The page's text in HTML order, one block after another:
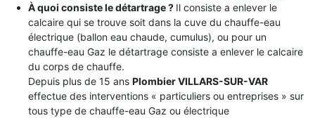
À quoi consiste le détartrage ? Il consiste a enlever le
calcaire qui se trouve soit dans la cuve du chauffe-eau
électrique (ballon eau chaude, cumulus), ou pour un
chauffe-eau Gaz le détartrage consiste a enlever le calcaire
du corps de chauffe.
Depuis plus de 15 ans Plombier VILLARS-SUR-VAR
effectue des interventions « particuliers ou entreprises » sur
tous type de chauffe-eau Gaz ou électrique